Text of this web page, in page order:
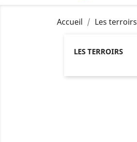
Accueil Les terroirs
LES TERROIRS